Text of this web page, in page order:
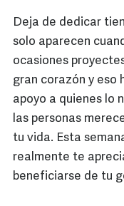
Deja de dedicar
solo aparecen
ocasiones
gran corazón y eso
apoyo a quienes lo
las personas
tu vida. Esta
realmente te
beneficiarse de tu